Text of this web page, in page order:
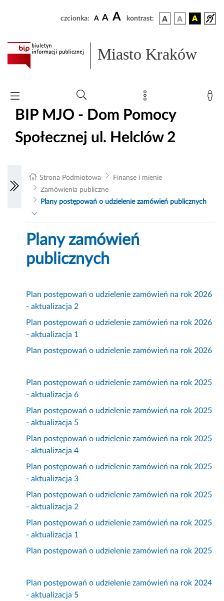
czcionka: A A A kontrast:
Miasto Kraków
BIP MJO - Dom Pomocy
Społecznej ul. Helclów 2
Strona Podmiotowa
Finanse i mienie
Zamówienia publiczne
Plany postępowań o udzielenie zamówień publicznych
Plany zamówień
publicznych
Plan postępowań o udzielenie zamówień na rok 2026
- aktualizacja 2
Plan postępowań o udzielenie zamówień na rok 2026
- aktualizacja 1
Plan postępowań o udzielenie zamówień na rok 2026
Plan postępowań o udzielenie zamówień na rok 2025
- aktualizacja 6
Plan postępowań o udzielenie zamówień na rok 2025
- aktualizacja 5
Plan postępowań o udzielenie zamówień na rok 2025
- aktualizacja 4
Plan postępowań o udzielenie zamówień na rok 2025
- aktualizacja 3
Plan postępowań o udzielenie zamówień na rok 2025
- aktualizacja 2
Plan postępowań o udzielenie zamówień na rok 2025
- aktualizacja 1
Plan postępowań o udzielenie zamówień na rok 2025
Plan postępowań o udzielenie zamówień na rok 2024
- aktualizacja 5